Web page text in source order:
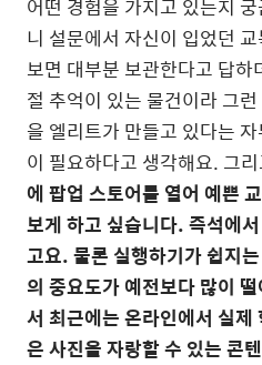
어떤 경험을 가지고 있는지
니 설문에서 자신이 입었던
보면 대부분 보관한다고 답
절 추억이 있는 물건이라 그
을 엘리트가 만들고 있다는
이 필요하다고 생각해요. 그
에 팝업 스토어를 열어 예쁜
보게 하고 싶습니다. 즉석에
고요. 물론 실행하기가 쉽지
의 중요도가 예전보다 많이
서 최근에는 온라인에서 실제
은 사진을 자랑할 수 있는 콘